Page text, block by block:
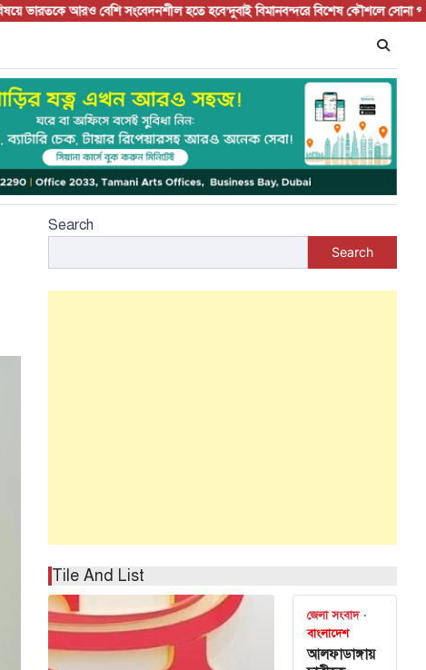
আরও বেশি সংবেদনশীল হতে হবে’দুবাই বিমানবন্দরে বিশেষ কৌশলে সোনা পাচারের
Search
Search
Tile And List
জেলা সংবাদ
বাংলাদেশ
আলফাডাঙ্গায়